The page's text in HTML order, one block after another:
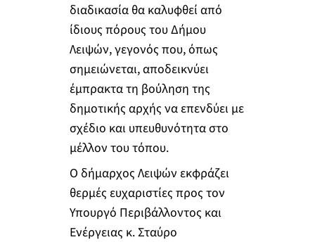
διαδικασία θα καλυφθεί από
ίδιους πόρους του Δήμου
Λειψών, γεγονός που, όπως
σημειώνεται, αποδεικνύει
έμπρακτα τη βούληση της
δημοτικής αρχής να επενδύει με
σχέδιο και υπευθυνότητα στο
μέλλον του τόπου.
Ο δήμαρχος Λειψών εκφράζει
θερμές ευχαριστίες προς τον
Υπουργό Περιβάλλοντος και
Ενέργειας κ. Σταύρο